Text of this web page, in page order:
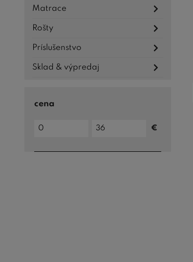
Matrace
Rošty
Príslušenstvo
Sklad & výpredaj
cena
Cena
Cena
do
€